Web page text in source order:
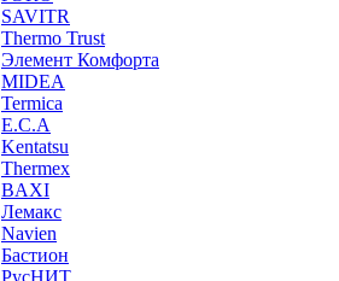
SAVITR
Thermo Trust
Элемент Комфорта
MIDEA
Termica
E.C.A
Kentatsu
Thermex
BAXI
Лемакс
Navien
Бастион
РусНИТ